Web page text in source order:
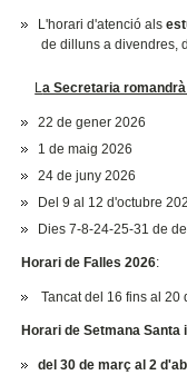
L'horari d'atenció als
de dilluns a divendres,
La Secretaria
22 de gener 2026
1 de maig 2026
24 de juny 2026
Del 9 al 12 d'octubre
Dies 7-8-24-25-31 de
Horari de Falles 2026:
Tancat del 16 fins al 20
Horari de Setmana Santa
del 30 de març al 2